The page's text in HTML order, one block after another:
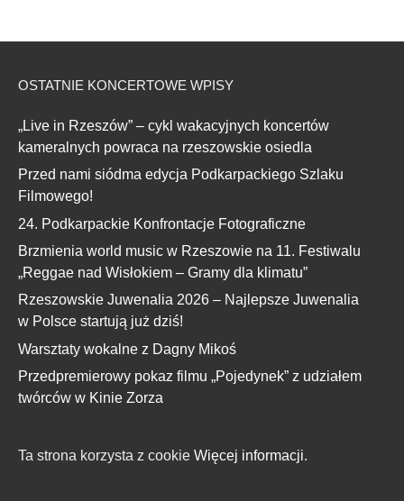
OSTATNIE KONCERTOWE WPISY
„Live in Rzeszów” – cykl wakacyjnych koncertów
kameralnych powraca na rzeszowskie osiedla
Przed nami siódma edycja Podkarpackiego Szlaku
Filmowego!
24. Podkarpackie Konfrontacje Fotograficzne
Brzmienia world music w Rzeszowie na 11. Festiwalu
„Reggae nad Wisłokiem – Gramy dla klimatu”
Rzeszowskie Juwenalia 2026 – Najlepsze Juwenalia
w Polsce startują już dziś!
Warsztaty wokalne z Dagny Mikoś
Przedpremierowy pokaz filmu „Pojedynek” z udziałem
twórców w Kinie Zorza
Ta strona korzysta z cookie Więcej informacji.